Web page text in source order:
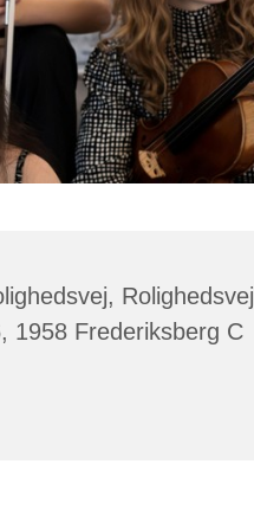
Rolighedsvej
1958 Frederiksberg C